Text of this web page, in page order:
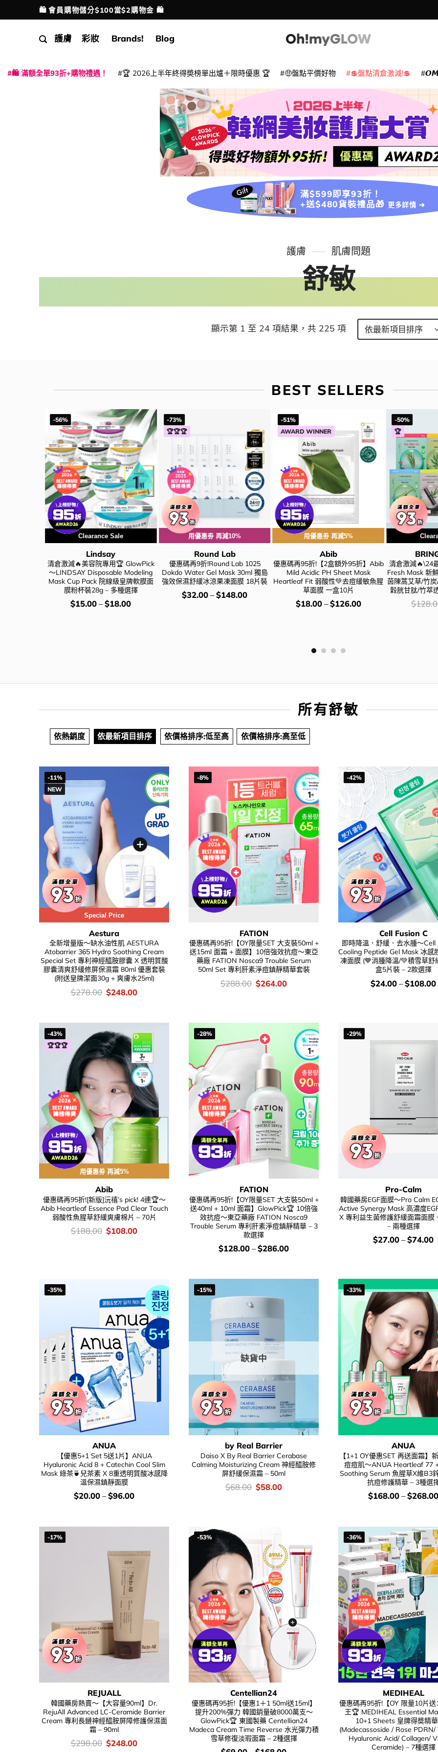
to
配送港澳
🛍️ 會員購物儲分$100當$2購物金 🛍️
護膚 彩妝 Brands! Blog
🛍️ 滿額全單93折+購物禮遇！ 🏆 2026上半年終得奬榜單出爐＋限時優惠 🏆 🤑盤點平價好物 💲盤點清倉激減!💲
滿$599即享93折！
+送$480貨裝禮品🎁 更多詳情 ➜
護膚 肌膚問題
舒敏
顯示第 1 至 24 項結果，共 225 項
BEST SELLERS
-56%
Clearance Sale
Lindsay
清倉激減🔥美容院專用🏆 GlowPick
～LINDSAY Disposable Modeling
Mask Cup Pack 院線級皇牌軟膜面
膜粉杯裝28g – 多種選擇
價
錢：
$15.00–$18.00
-73%
🏆🏆🏆
用優惠劵 再減10%
Round Lab
優惠碼再9折!Round Lab 1025
Dokdo Water Gel Mask 30ml 獨島
強效保濕舒緩冰涼果凍面膜 18片裝
價
錢：
$32.00–$148.00
-51%
AWARD WINNER
用優惠劵 再減5%
Abib
優惠碼再95折!【2盒額外95折】Abib
Mild Acidic PH Sheet Mask
Heartleaf Fit 弱酸性💚去痘緩敏魚腥
草面膜 一盒10片
價
錢：
$18.00–$126.00
-50%
🏆
清倉激減🔥\24
Fresh Mask 新
茵陳蒿艾草/竹
穀胱甘肽/竹萃
價
錢：
$
所有舒敏
依熱銷度 依最新項目排序 依價格排序:低至高 依價格排序:高至低
-11%
NEW
Special Price
Aestura
全新增量版～缺水油性肌 AESTURA
Atobarrier 365 Hydro Soothing Cream
Special Set 專利神經醯胺膠囊 X 透明質酸
膠囊清爽舒緩修屏保濕霜 80ml 優惠套裝
(附送皇牌潔面30g + 爽膚水25ml)
價
錢：
$278.00 Original
price
$248.00Current
-8%
FATION
優惠碼再95折!【OY限量SET 大支裝50ml +
送15ml 面霜 + 面膜】10倍強效抗痘～東亞
藥廠 FATION Nosca9 Trouble Serum
50ml Set 專利肝素淨痘鎮靜精華套裝
價
錢：
$288.00 Original
price
$264.00Current
-42%
Cell Fusion C
即時降溫．舒緩．去水腫～Cell
Cooling Peptide Gel Mask 冰感
凍面膜 (💙消腫降溫/💚積雪草舒
盒5片裝 – 2款選擇
價
錢：
$24.00–$108.00
-43%
🏆🏆🏆
用優惠劵 再減5%
Abib
優惠碼再95折![新版]沅禧’s pick! 4連🏆～
Abib Heartleaf Essence Pad Clear Touch
弱酸性魚腥草舒緩爽膚棉片 – 70片
價
錢：
$188.00 Original
price
$108.00Current
-28%
FATION
優惠碼再95折!【OY限量SET 大支裝50ml +
送40ml + 10ml 面霜】GlowPick🏆 10倍強
效抗痘～東亞藥廠 FATION Nosca9
Trouble Serum 專利肝素淨痘鎮靜精華 – 3
款選擇
價
錢：
$128.00–$286.00
-29%
Pro-Calm
韓國藥房EGF面膜～Pro Calm
Active Synergy Mask 高濃度
X 專利益生菌修護舒緩面霜面膜
– 兩種選擇
價
錢：
$27.00–$74.00
-35%
ANUA
【優惠5+1 Set 5送1片】ANUA
Hyaluronic Acid 8 + Catechin Cool Slim
Mask 綠茶🍵兒茶素 X 8重透明質酸冰感降
溫保濕鎮靜面膜
價
錢：
$20.00–$96.00
-15%
缺貨中
by Real Barrier
Daiso X By Real Barrier Cerabase
Calming Moisturizing Cream 神經醯胺修
屏舒緩保濕霜 – 50ml
價
錢：
$68.00 Original
price
$58.00Current
-33%
ANUA
【1+1 OY優惠SET 再送面霜】
痘痘肌～ANUA Heartleaf 77
Soothing Serum 魚腥草X維B3
抗痘修護精華 – 3種選
價
錢：
$168.00–$268.00
-17%
REJUALL
韓國藥房熱賣～【大容量90ml】Dr.
RejuAll Advanced LC-Ceramide Barrier
Cream 專利長鏈神經醯胺屏障修護保濕面
霜 – 90ml
價
$298.00 Original
$248.00Current
-53%
Centellian24
優惠碼再95折!【優惠1＋1 50ml送15ml】
提升200%彈力 韓國銷量破8000萬支～
GlowPick🏆 東國製藥 Centellian24
Madeca Cream Time Reverse 水光彈力積
雪草修復淡瑕面霜 – 2種選擇
-36%
MEDIHEAL
優惠碼再95折!【OY 限量10片
王🏆 MEDIHEAL Essential
10+1 Sheets 皇牌得奬精
(Madecassoside / Rose PDRN/
Hyaluronic Acid/ Collagen/
Ceramide) – 7種選擇